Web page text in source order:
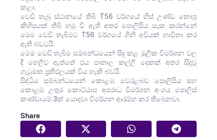
කළා.
වෙඩි තැබු ස්ථානයේ තිබි T56 වර්ගයේ හිස් උණ්ඩ කොපු
කිහිපයක් තිබි හමු වී ඇති අතර පොලිසිය සැක කරන්නේ
මෙම වෙඩි තැබිමට T56 වර්ගයේ ගිනි අවියක් භාවිතා කර
ඇති බවටයි.
මෙම වෙඩි තැබිම සම්බන්ධයෙන් සිදු කළ මුලික විමර්ශන වල
දී හෙලිව ඇත්තේ එය පාතාල කල්ලි දෙකක් අතර සිදුවූ
ගැටුමක ප්‍රතිඵලයක් විය හැකි බවයි.
සිද්ධිය සම්බන්ධයෙන් කොළඹ වෙරළබඩ පොලිසිය සහ
කොළඹ උතුර කොට්ඨාස අපරාධ විමර්ශන අංශය පොලිස්
කණ්ඩායම් 3ක් යොදවා විමර්ශන ආරම්භ කර තිබෙනවා.
Share